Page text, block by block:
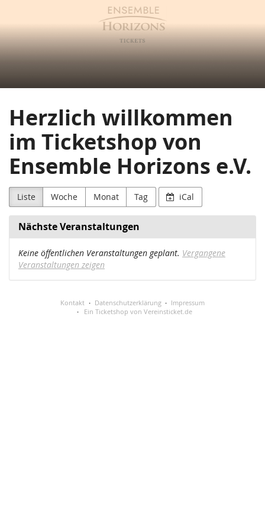
Horizons
e.V.
Herzlich willkommen
im Ticketshop von
Ensemble Horizons e.V.
Liste Woche Monat Tag iCal
Nächste Veranstaltungen
Keine öffentlichen Veranstaltungen geplant. Vergangene
Veranstaltungen zeigen
Kontakt Datenschutzerklärung
Impressum
Ein Ticketshop von Vereinsticket.de